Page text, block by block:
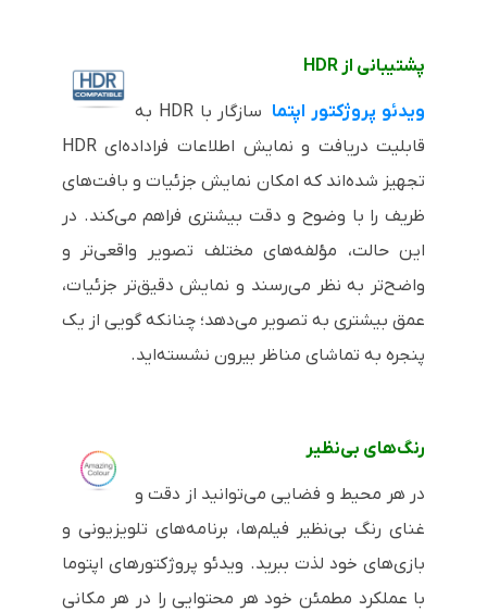
پشتیبانی ازHDR
ویدئو پروژکتور اپتما سازگار باHDR به
قابلیت دریافت و نمایش اطلاعات فراداده‌ایHDR
تجهیز شده‌اند که امکان نمایش جزئیات و بافت‌های
ظریف را با وضوح و دقت بیشتری فراهم می‌کند. در
این حالت، مؤلفه‌های مختلف تصویر واقعی‌تر و
واضح‌تر به نظر می‌رسند و نمایش دقیق‌تر جزئیات،
عمق بیشتری به تصویر می‌دهد؛ چنانکه گویی از یک
پنجره به تماشای مناظر بیرون نشسته‌اید.
رنگ‌های بی‌نظیر
در هر محیط و فضایی می‌توانید از دقت و
غنای رنگ بی‌نظیر فیلم‌ها، برنامه‌های تلویزیونی و
بازی‌های خود لذت ببرید. ویدئو پروژکتورهای اپتوما
با عملکرد مطمئن خود هر محتوایی را در هر مکانی